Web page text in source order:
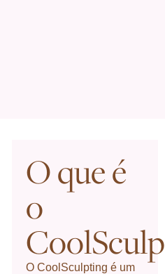
O que é
o
O CoolSculpting é um